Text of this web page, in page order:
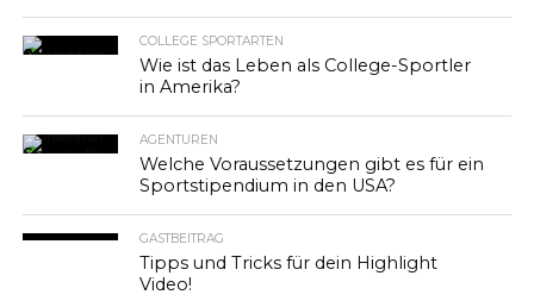
COLLEGE SPORTARTEN
Wie ist das Leben als College-Sportler
in Amerika?
AGENTUREN
Welche Voraussetzungen gibt es für ein
Sportstipendium in den USA?
GASTBEITRAG
Tipps und Tricks für dein Highlight
Video!